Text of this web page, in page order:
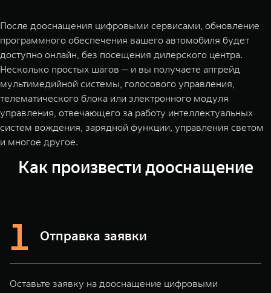
После дооснащения цифровыми сервисами, обновление
программного обеспечения вашего автомобиля будет
доступно онлайн, без посещения дилерского центра.
Несколько простых шагов — и вы получаете апгрейд
мультимедийной системы, голосового управления,
телематического блока или электронного модуля
управления, отвечающего за работу интеллектуальных
систем вождения, зарядной функции, управления светом
и многое другое.
Как произвести дооснащение
Отправка заявки
Оставьте заявку на дооснащение цифровыми